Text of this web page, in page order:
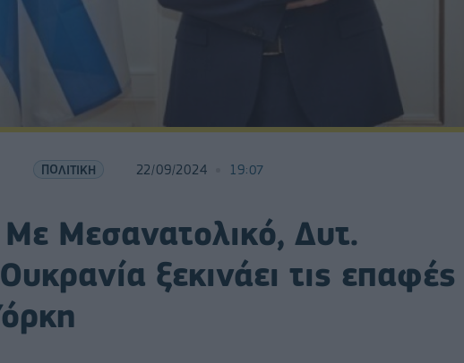
ΠΟΛΙΤΙΚΗ 22/09/2024 19:07
Με Μεσανατολικό, Δυτ.
ξεκινάει τις επαφές